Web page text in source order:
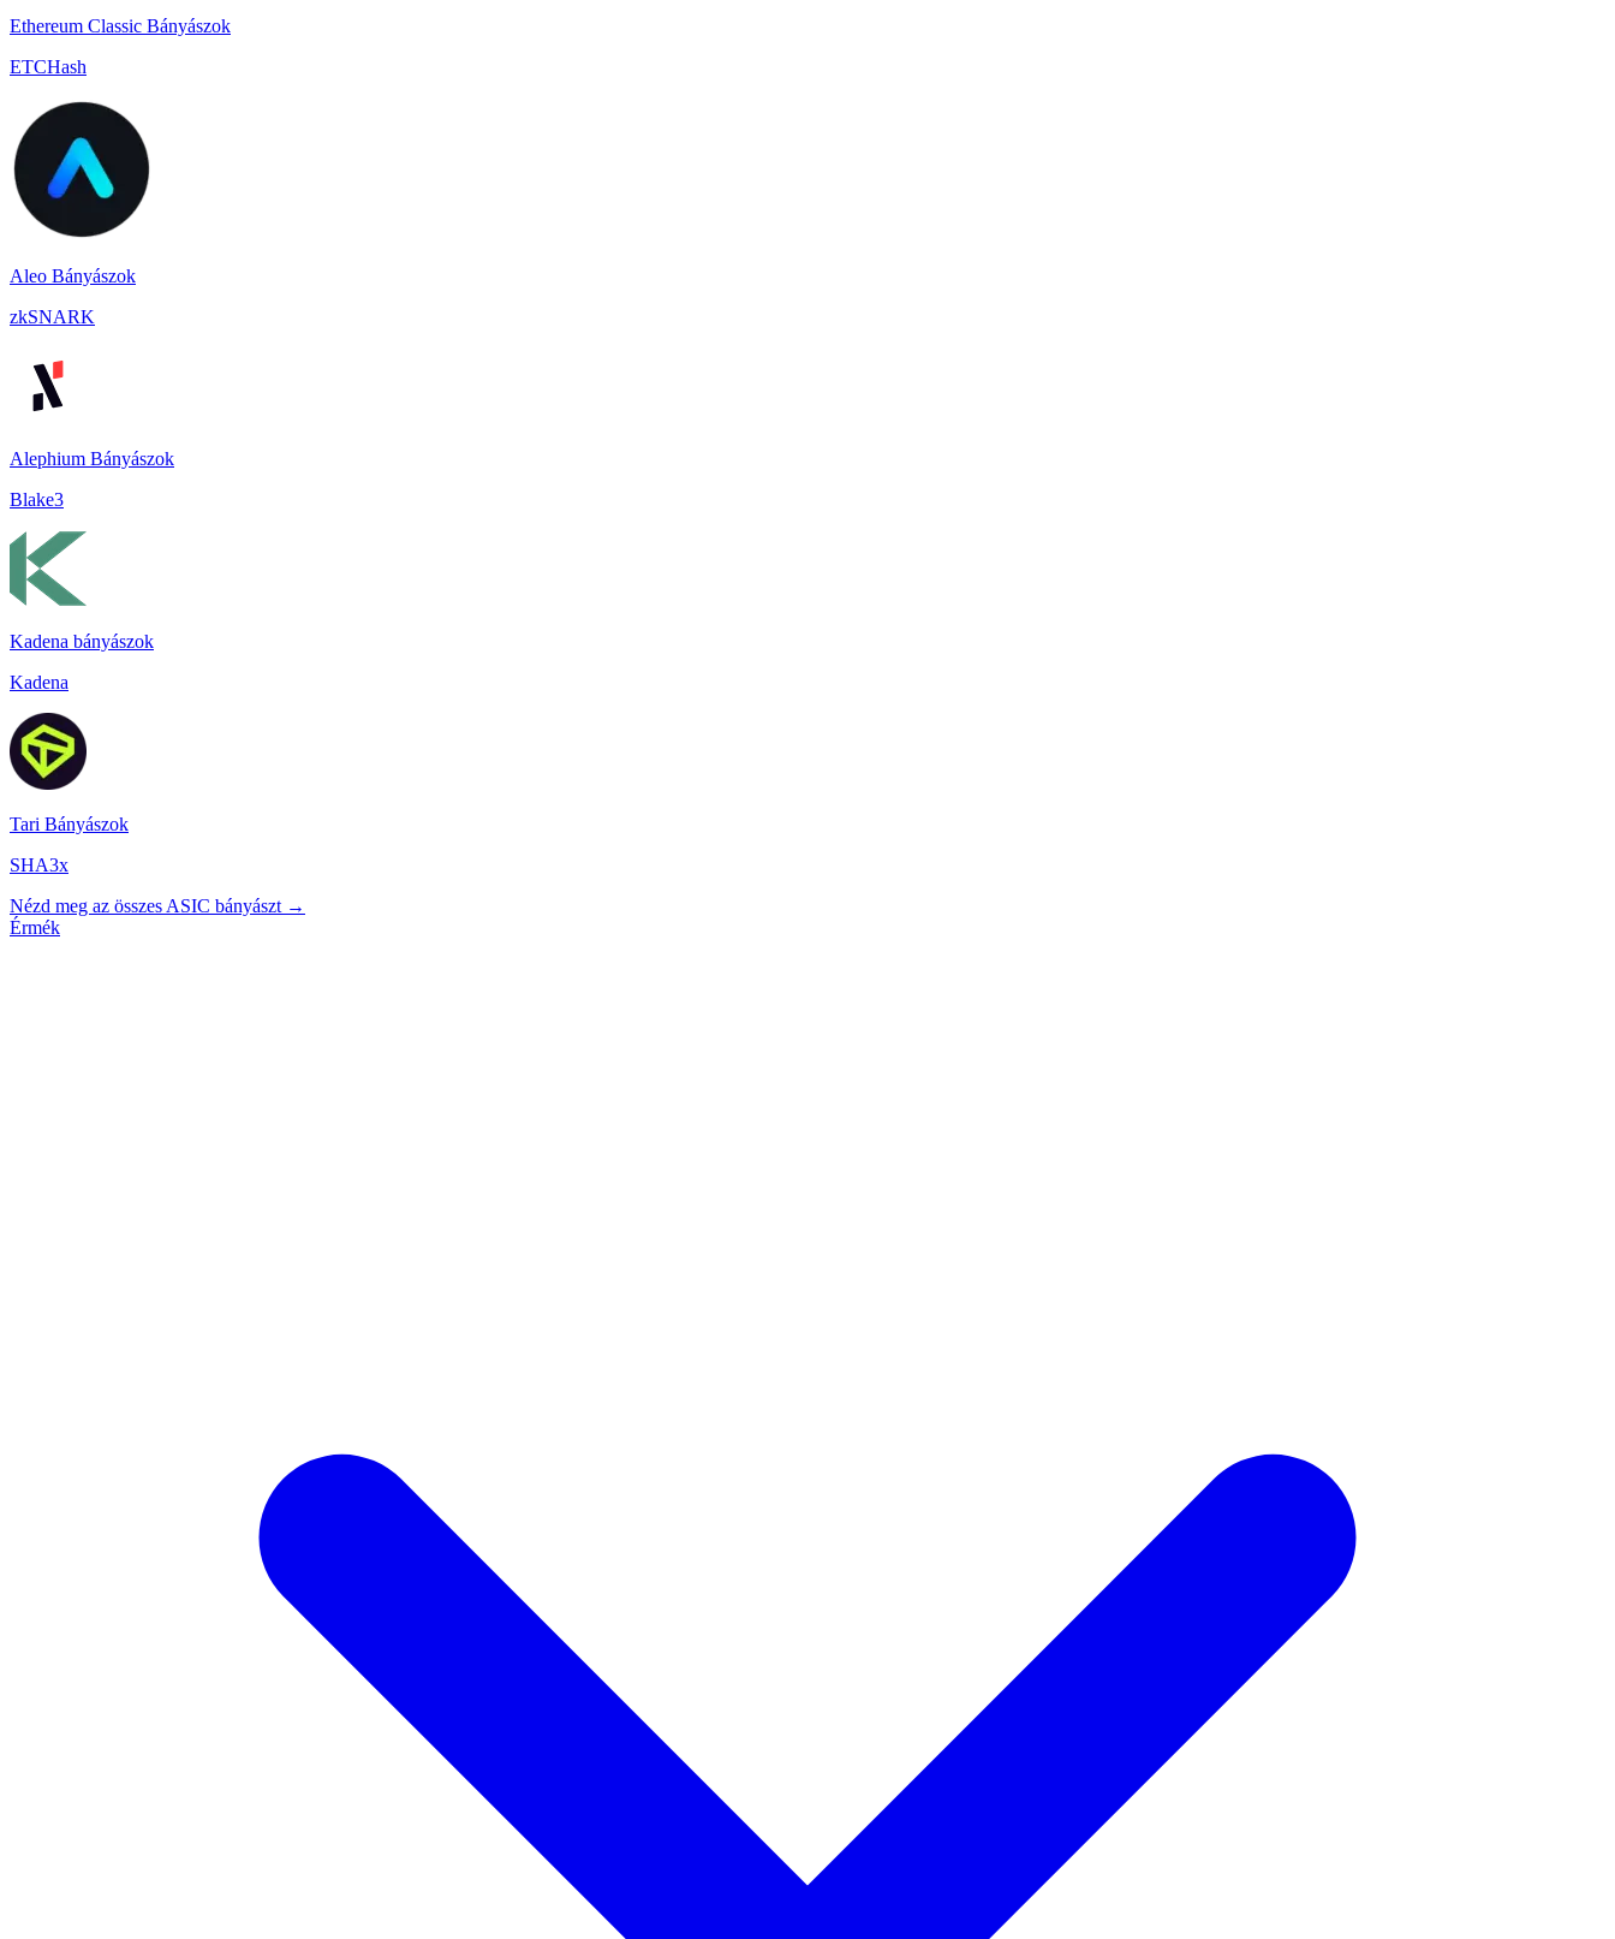
Ethereum Classic Bányászok
ETCHash
Aleo Bányászok
zkSNARK
Alephium Bányászok
Blake3
Kadena bányászok
Kadena
Tari Bányászok
SHA3x
Nézd meg az összes ASIC bányászt →
Érmék